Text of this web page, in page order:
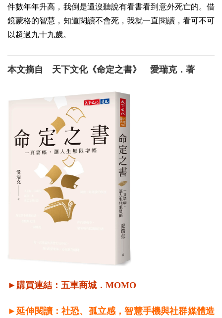
件數年年升高，我倒是還沒聽說有看書看到意外死亡的。借
鏡蒙格的智慧，知道閱讀不會死，我就一直閱讀，看可不可
以超過九十九歲。
本文摘自 天下文化《命定之書》 愛瑞克．著
►購買連結： 五車商城 ． MOMO
►延伸閱讀：社恐、孤立感，智慧手機與社群媒體造